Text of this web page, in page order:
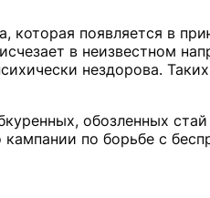
которая появляется в
в неизвестном
нездорова.
обозленных
по борьбе с